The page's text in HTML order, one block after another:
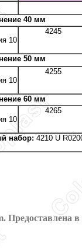
40 мм
10
4245
50 мм
10
4255
60 мм
10
4265
набор: 4210 U R
Предоставлена